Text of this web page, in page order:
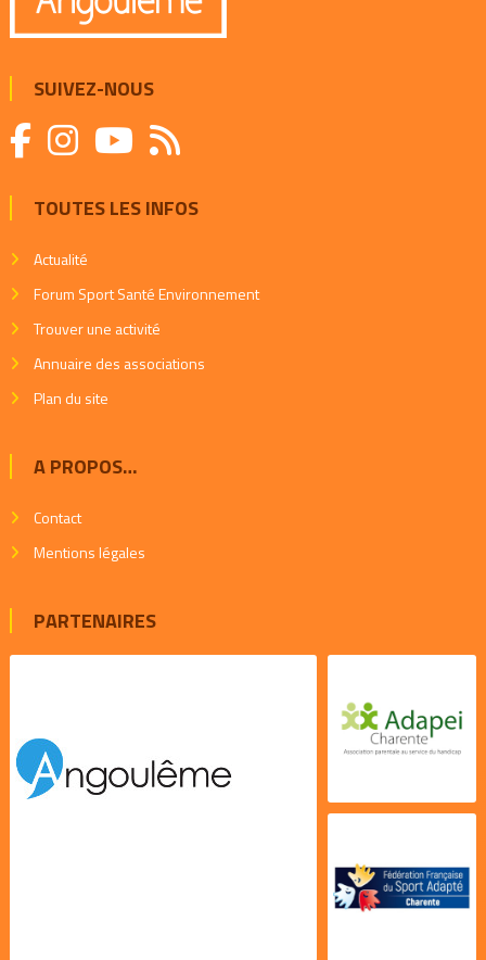
SUIVEZ-NOUS
TOUTES LES INFOS
Actualité
Forum Sport Santé Environnement
Trouver une activité
Annuaire des associations
Plan du site
A PROPOS…
Contact
Mentions légales
PARTENAIRES